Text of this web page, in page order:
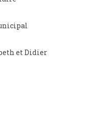
et Didier